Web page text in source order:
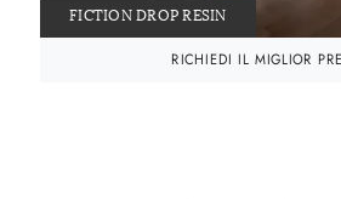
FICTION DROP RESIN
RICHIEDI IL MIGLIOR